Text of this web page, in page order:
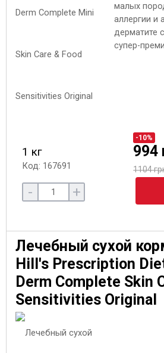
малых
аллергии и
дерматите
супер-
1 кг
Код: 167691
-10%
994
1104
- +
Лечебный сухой
Hill's Prescription
Derm Complete Skin
Sensitivities Original